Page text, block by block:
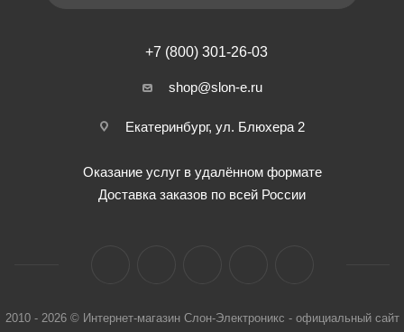
+7 (800) 301-26-03
shop@slon-e.ru
Екатеринбург, ул. Блюхера 2
Оказание услуг в удалённом формате
Доставка заказов по всей России
2010 - 2026 © Интернет-магазин Слон-Электроникс - официальный сайт